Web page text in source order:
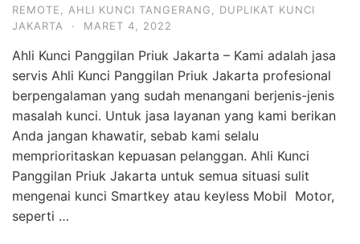
REMOTE
AHLI KUNCI TANGERANG
DUPLIKAT KUNCI
JAKARTA
· MARET 4, 2022
Ahli Kunci Panggilan Priuk Jakarta – Kami adalah jasa
servis Ahli Kunci Panggilan Priuk Jakarta profesional
berpengalaman yang sudah menangani berjenis-jenis
masalah kunci. Untuk jasa layanan yang kami berikan
Anda jangan khawatir, sebab kami selalu
memprioritaskan kepuasan pelanggan. Ahli Kunci
Panggilan Priuk Jakarta untuk semua situasi sulit
mengenai kunci Smartkey atau keyless Mobil Motor,
seperti …